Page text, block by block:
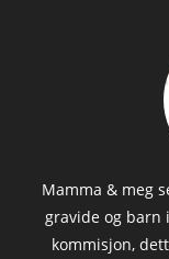
Mamma & meg
gravide og barn
kommisjon,